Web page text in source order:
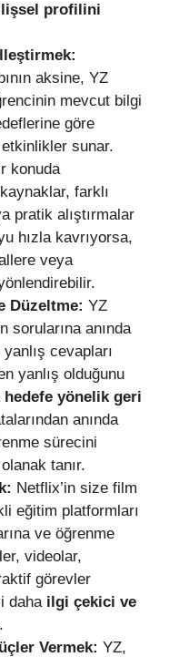
profilini
aksine, YZ
mevcut bilgi
göre
sunar.
konuda
farklı
pratik alıştırmalar
hızla kavrıyorsa,
veya
Düzeltme: YZ
sorularına anında
cevapları
yanlış olduğunu
hedefe yönelik geri
anında
sürecini
tanır.
Netflix’in size film
eğitim platformları
ve öğrenme
videolar,
görevler
daha ilgi çekici ve
Vermek: YZ,